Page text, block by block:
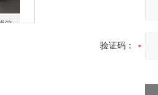
验证码：